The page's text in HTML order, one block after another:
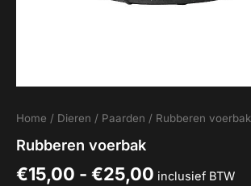
Home / Dieren / Paarden / Rubberen voerbak
Rubberen voerbak
€15,00 - €25,00 inclusief BTW